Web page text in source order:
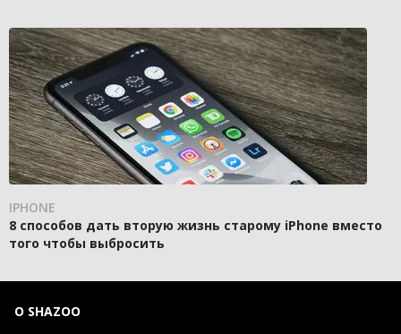
IPHONE
8 способов дать вторую жизнь старому iPhone вместо
того чтобы выбросить
О SHAZOO